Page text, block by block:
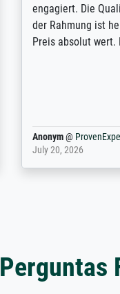
Weltkrieg
ausdrucksvolles
Ihnen gefunden.
weiter. Vielen ...
Margot@
February 20, 2026
Perguntas